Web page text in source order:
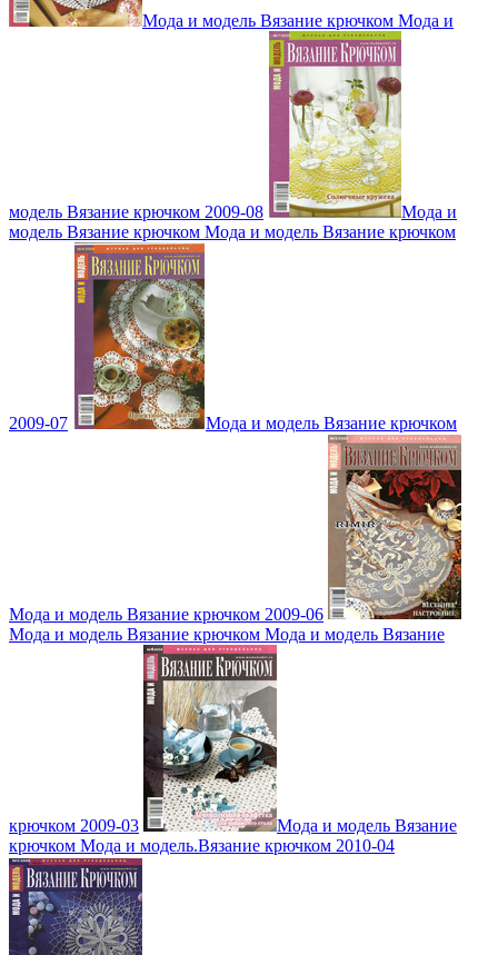
Мода и модель Вязание крючком Мода и
модель Вязание крючком 2009-08
Мода и
модель Вязание крючком Мода и модель Вязание крючком
2009-07 Мода и модель Вязание крючком
Мода и модель Вязание крючком 2009-06
Мода и модель Вязание крючком Мода и модель Вязание
крючком 2009-03
Мода и модель Вязание
крючком Мода и модель.Вязание крючком 2010-04